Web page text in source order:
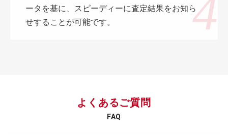
ータを基に、スピーディーに査定結果をお知ら
せすることが可能です。
よくあるご質問
FAQ